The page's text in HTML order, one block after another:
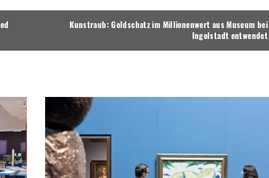
Kunstraub: Goldschatz im Millionenwert aus Museum bei
Ingolstadt entwendet